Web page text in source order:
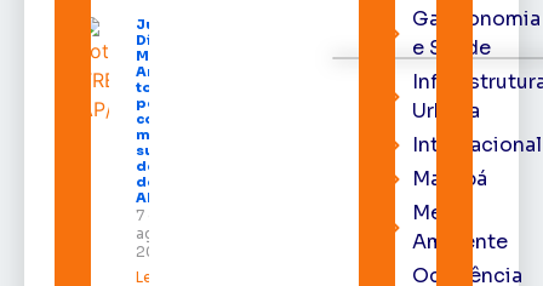
Juiz
Diego
Moura de
Araújo
toma
posse
como
membro
substituto
do Pleno
do TRE-
AP
7 de
agosto de
2026
Leia mais »
Gastronomia
e Saúde
Urbana
Internacional
Macapá
Meio
Ambiente
Ocorrência